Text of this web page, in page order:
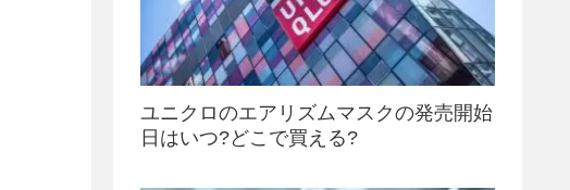
ユニクロのエアリズムマスクの発売開始
日はいつ?どこで買える?